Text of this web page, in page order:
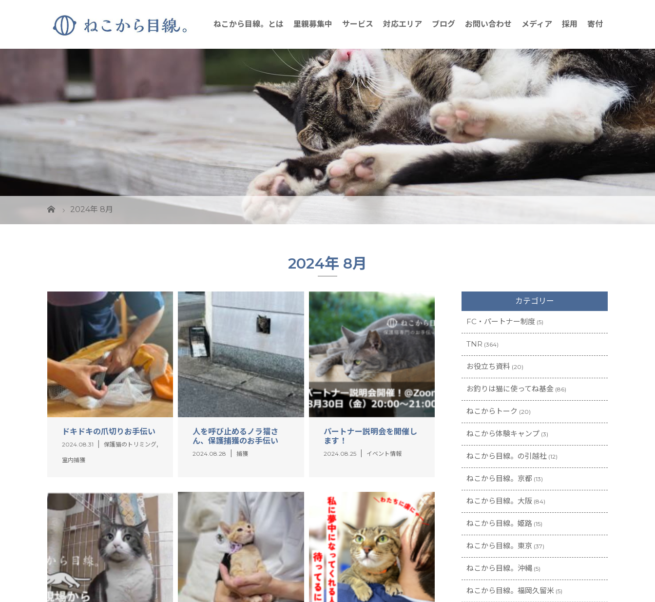
ねこから目線。とは 里親募集中 サービス 対応エリア ブログ お問い合わせ メディア 採用 寄付
2024年 8月
2024年 8月
ドキドキの爪切りお手伝い
2024.08.31 保護猫のトリミング,
室内捕獲
人を呼び止めるノラ猫さ
ん、保護捕獲のお手伝い
2024.08.28 捕獲
パートナー説明会を開催し
ます！
2024.08.25 イベント情報
カテゴリー
FC・パートナー制度 (5)
TNR (364)
お役立ち資料 (20)
お釣りは猫に使ってね基金 (86)
ねこからトーク (20)
ねこから体験キャンプ (3)
ねこから目線。の引越社 (12)
ねこから目線。京都 (13)
ねこから目線。大阪 (84)
ねこから目線。姫路 (15)
ねこから目線。東京 (37)
ねこから目線。沖縄 (5)
ねこから目線。福岡久留米 (5)